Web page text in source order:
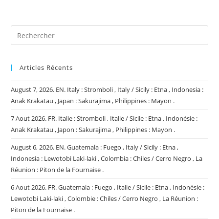
Articles Récents
August 7, 2026. EN. Italy : Stromboli , Italy / Sicily : Etna , Indonesia :
Anak Krakatau , Japan : Sakurajima , Philippines : Mayon .
7 Aout 2026. FR. Italie : Stromboli , Italie / Sicile : Etna , Indonésie :
Anak Krakatau , Japon : Sakurajima , Philippines : Mayon .
August 6, 2026. EN. Guatemala : Fuego , Italy / Sicily : Etna ,
Indonesia : Lewotobi Laki-laki , Colombia : Chiles / Cerro Negro , La
Réunion : Piton de la Fournaise .
6 Aout 2026. FR. Guatemala : Fuego , Italie / Sicile : Etna , Indonésie :
Lewotobi Laki-laki , Colombie : Chiles / Cerro Negro , La Réunion :
Piton de la Fournaise .